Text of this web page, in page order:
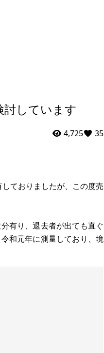
討しています
4,725 35
ておりましたが、この度売
有り、退去者が出ても直ぐ
和元年に測量しており、境